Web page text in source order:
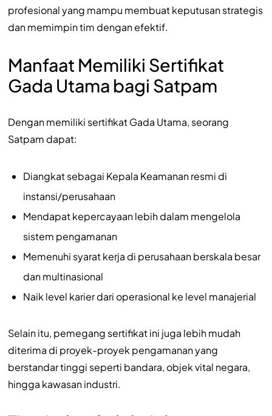
profesional yang mampu membuat keputusan strategis
dan memimpin tim dengan efektif.
Manfaat Memiliki Sertifikat
Gada Utama bagi Satpam
Dengan memiliki sertifikat Gada Utama, seorang
Satpam dapat:
Diangkat sebagai Kepala Keamanan resmi di
instansi/perusahaan
Mendapat kepercayaan lebih dalam mengelola
sistem pengamanan
Memenuhi syarat kerja di perusahaan berskala besar
dan multinasional
Naik level karier dari operasional ke level manajerial
Selain itu, pemegang sertifikat ini juga lebih mudah
diterima di proyek-proyek pengamanan yang
berstandar tinggi seperti bandara, objek vital negara,
hingga kawasan industri.